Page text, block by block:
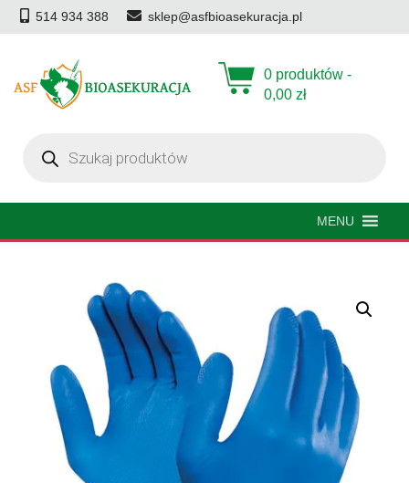
514 934 388 sklep@asfbioasekuracja.pl
0 produktów -
0,00 zł
produktów
MENU